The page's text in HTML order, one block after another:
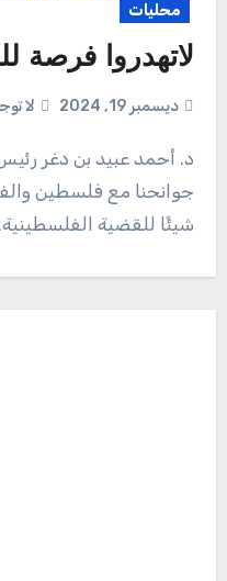
محليات
لاتهدروا فرصة
ديسمبر 19, 2024 لا
جوانحنا مع فلسطين
شيئًا للقضية